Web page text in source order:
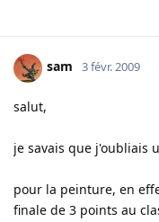
sam 3 févr. 2009
salut,
je savais que j'oubliais
pour la peinture, en
finale de 3 points au